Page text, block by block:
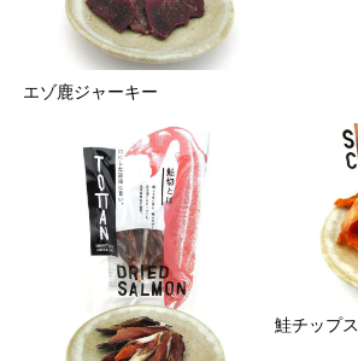
エゾ鹿ジャーキー
鮭チップス